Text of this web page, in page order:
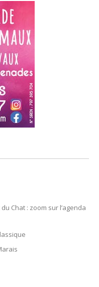
Chat : zoom sur l’agenda